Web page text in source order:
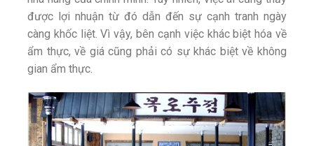
được lợi nhuận từ đó dẫn đến sự cạnh tranh ngày
càng khốc liệt. Vì vậy, bên cạnh việc khác biệt hóa về
ẩm thực, về giá cũng phải có sự khác biệt về không
gian ẩm thực.